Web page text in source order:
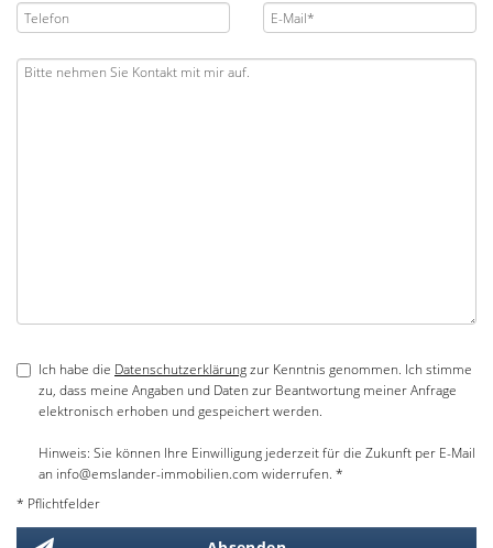
Ich habe die Datenschutzerklärungzur Kenntnis genommen. Ich stimme
zu, dass meine Angaben und Daten zur Beantwortung meiner Anfrage
elektronisch erhoben und gespeichert werden.
Hinweis: Sie können Ihre Einwilligung jederzeit für die Zukunft per E-Mail
an info@emslander-immobilien.com widerrufen. *
* Pflichtfelder